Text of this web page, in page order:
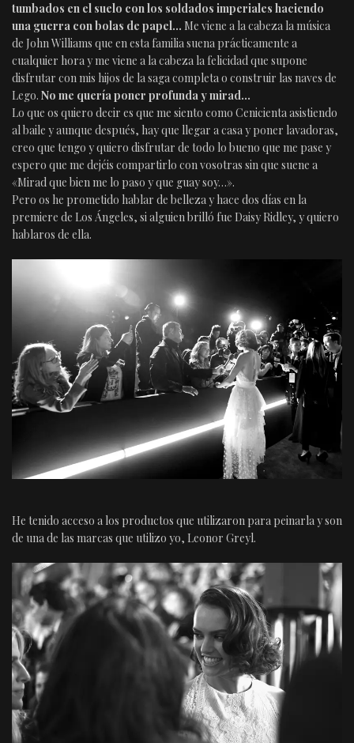
tumbados en el suelo con los soldados imperiales haciendo
una guerra con bolas de papel… Me viene a la cabeza la música
de John Williams que en esta familia suena prácticamente a
cualquier hora y me viene a la cabeza la felicidad que supone
disfrutar con mis hijos de la saga completa o construir las naves de
Lego. No me quería poner profunda y mirad…
Lo que os quiero decir es que me siento como Cenicienta asistiendo
al baile y aunque después, hay que llegar a casa y poner lavadoras,
creo que tengo y quiero disfrutar de todo lo bueno que me pase y
espero que me dejéis compartirlo con vosotras sin que suene a
«Mirad que bien me lo paso y que guay soy…».
Pero os he prometido hablar de belleza y hace dos días en la
premiere de Los Ángeles, si alguien brilló fue Daisy Ridley, y quiero
hablaros de ella.
He tenido acceso a los productos que utilizaron para peinarla y son
de una de las marcas que utilizo yo, Leonor Greyl.